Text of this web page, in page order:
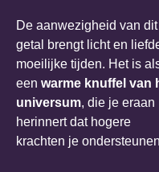
De aanwezigheid van dit
getal brengt licht en
moeilijke tijden. Het is
een warme knuffel van
universum, die je eraan
herinnert dat hogere
krachten je